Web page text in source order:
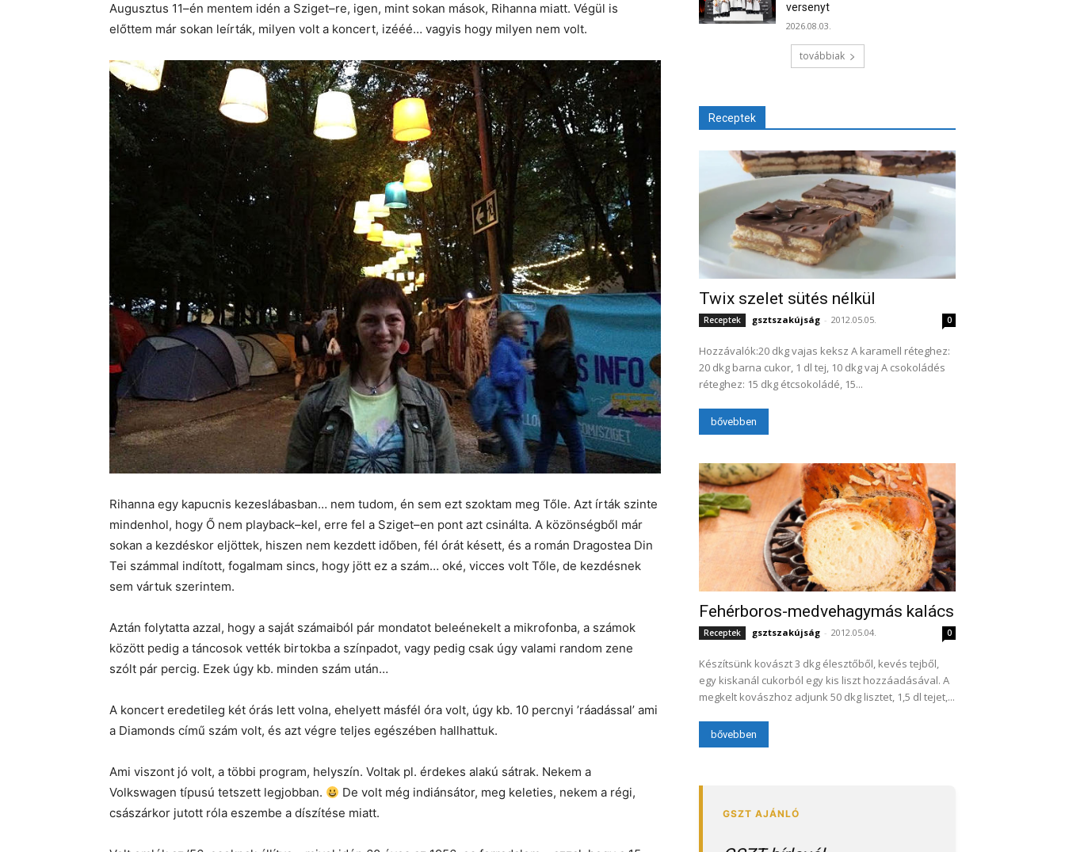
Augusztus 11–én mentem idén a Sziget–re, igen, mint sokan mások, Rihanna miatt. Végül is
előttem már sokan leírták, milyen volt a koncert, izééé… vagyis hogy milyen nem volt.
Rihanna egy kapucnis kezeslábasban… nem tudom, én sem ezt szoktam meg Tőle. Azt írták szinte
mindenhol, hogy Ő nem playback–kel, erre fel a Sziget–en pont azt csinálta. A közönségből már
sokan a kezdéskor eljöttek, hiszen nem kezdett időben, fél órát késett, és a román Dragostea Din
Tei számmal indított, fogalmam sincs, hogy jött ez a szám… oké, vicces volt Tőle, de kezdésnek
sem vártuk szerintem.
Aztán folytatta azzal, hogy a saját számaiból pár mondatot beleénekelt a mikrofonba, a számok
között pedig a táncosok vették birtokba a színpadot, vagy pedig csak úgy valami random zene
szólt pár percig. Ezek úgy kb. minden szám után…
A koncert eredetileg két órás lett volna, ehelyett másfél óra volt, úgy kb. 10 percnyi ’ráadással’ ami
a Diamonds című szám volt, és azt végre teljes egészében hallhattuk.
Ami viszont jó volt, a többi program, helyszín. Voltak pl. érdekes alakú sátrak. Nekem a
Volkswagen típusú tetszett legjobban.
De volt még indiánsátor, meg keleties, nekem a régi,
császárkor jutott róla eszembe a díszítése miatt.
versenyt
2026.08.03.
továbbiak
Receptek
Twix szelet sütés nélkül
Receptek gsztszakújság - 2012.05.05. 0
Hozzávalók:20 dkg vajas keksz A karamell réteghez:
20 dkg barna cukor, 1 dl tej, 10 dkg vaj A csokoládés
réteghez: 15 dkg étcsokoládé, 15...
bővebben
Fehérboros-medvehagymás kalács
Receptek gsztszakújság - 2012.05.04. 0
Készítsünk kovászt 3 dkg élesztőből, kevés tejből,
egy kiskanál cukorból egy kis liszt hozzáadásával. A
megkelt kovászhoz adjunk 50 dkg lisztet, 1,5 dl tejet,...
bővebben